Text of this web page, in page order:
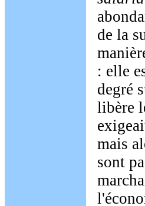
de la
: elle
degré
libère
mais
sont